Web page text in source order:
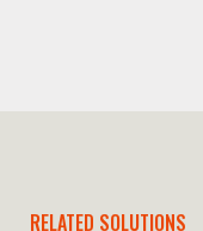
RELATED SOLUTIONS